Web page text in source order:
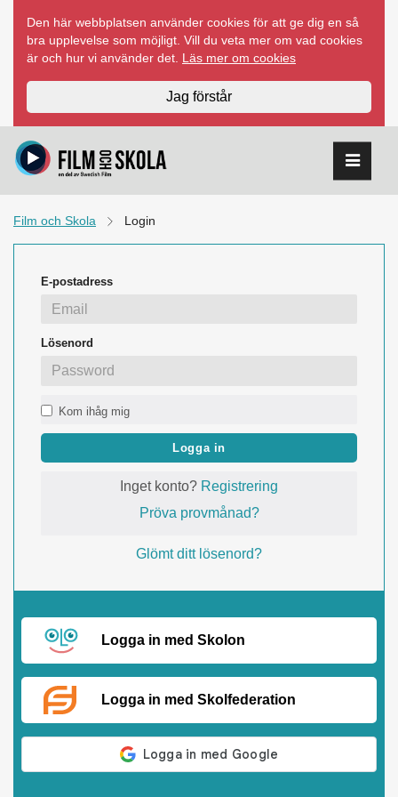
innehåll
Den här webbplatsen använder cookies för att ge dig en så
bra upplevelse som möjligt. Vill du veta mer om vad cookies
är och hur vi använder det. Läs mer om cookies
Jag förstår
Film och Skola Login
E-postadress
Lösenord
Kom ihåg mig
Logga in
Inget konto? Registrering
Pröva provmånad?
Glömt ditt lösenord?
Logga in med Skolon
Logga in med Skolfederation